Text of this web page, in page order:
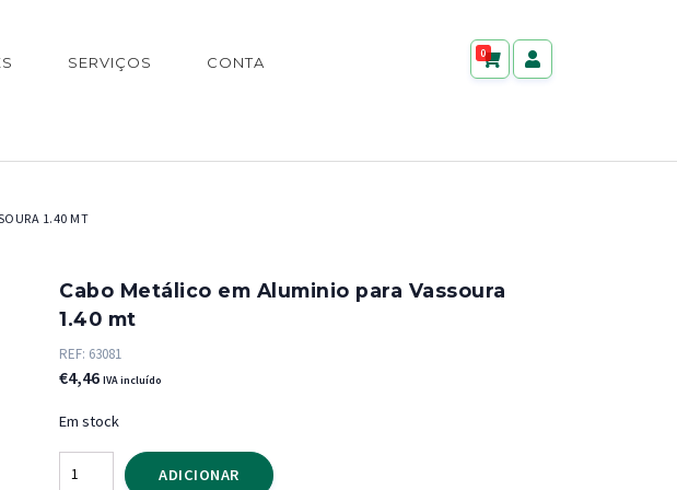
0
SERVIÇOS CONTA
1.40 MT
Cabo Metálico em Aluminio para Vassoura
1.40 mt
REF: 63081
€4,46 IVA incluído
Em stock
Quantidade
ADICIONAR